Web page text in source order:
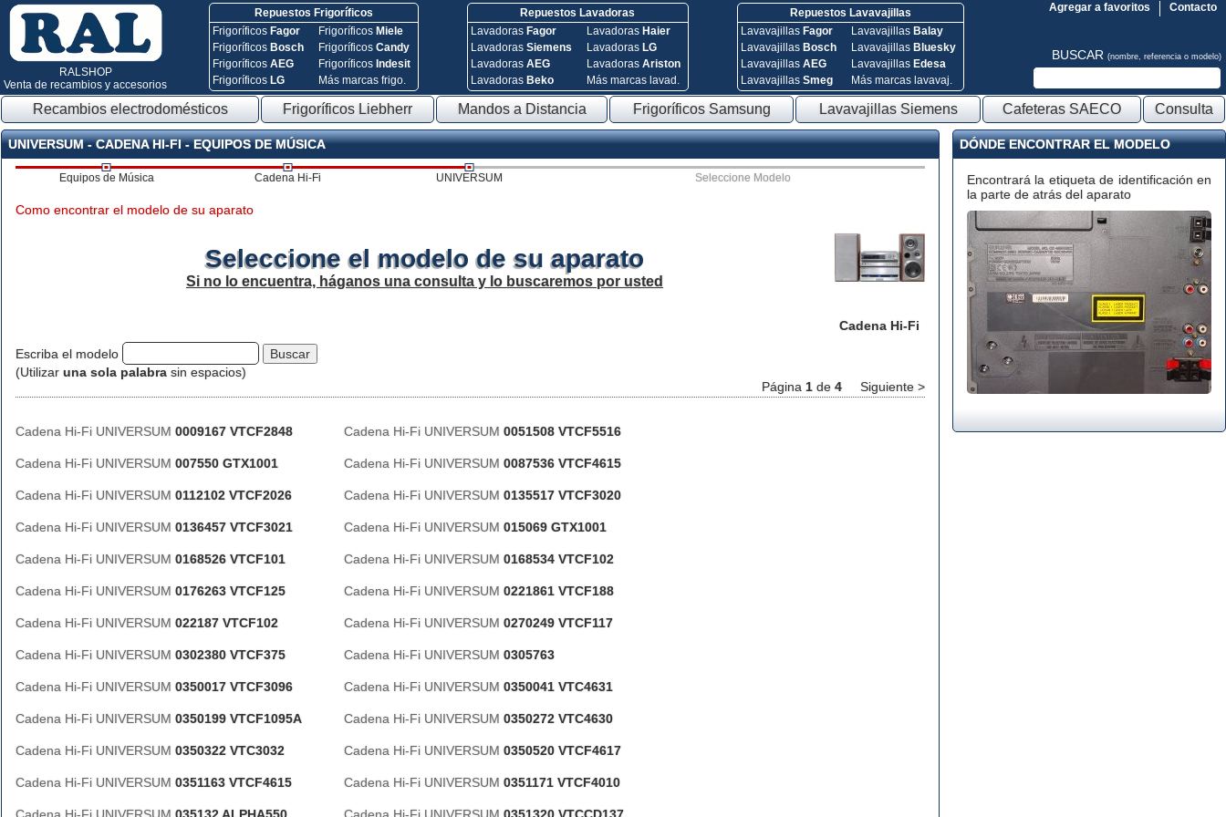
RALSHOP
Venta de recambios y accesorios
Repuestos Frigoríficos
Frigoríficos Fagor
Frigoríficos Bosch
FrigoríficosAEG
Frigoríficos LG
Frigoríficos Miele
FrigoríficosCandy
Frigoríficos Indesit
Más marcas frigo.
Repuestos Lavadoras
Lavadoras Fagor
Lavadoras Siemens
Lavadoras AEG
Lavadoras Beko
Lavadoras Haier
Lavadoras LG
Lavadoras Ariston
Más marcas lavad.
Repuestos Lavavajillas
Lavavajillas Fagor
Lavavajillas Bosch
Lavavajillas AEG
Lavavajillas Smeg
Lavavajillas Balay
Lavavajillas Bluesky
Lavavajillas Edesa
Más marcas lavavaj.
Contacto
Agregar a favoritos
BUSCAR (nombre, referencia o modelo)
Recambios electrodomésticos Frigoríficos Liebherr Mandos a Distancia Frigoríficos Samsung Lavavajillas Siemens Cafeteras SAECO Consulta
UNIVERSUM - CADENA HI-FI - EQUIPOS DE MÚSICA
Equipos de Música Cadena Hi-Fi UNIVERSUM Seleccione Modelo
Cadena Hi-Fi
Como encontrar el modelo de su aparato
Seleccione el modelo de su aparato
Si no lo encuentra, háganos una consulta y lo buscaremos por usted
Escriba el modelo
(Utilizar una sola palabra sin espacios)
Página 1 de 4 Siguiente >
Cadena Hi-Fi UNIVERSUM 0009167 VTCF2848 Cadena Hi-Fi UNIVERSUM 0051508 VTCF5516
Cadena Hi-Fi UNIVERSUM 007550 GTX1001 Cadena Hi-Fi UNIVERSUM 0087536 VTCF4615
Cadena Hi-Fi UNIVERSUM 0112102 VTCF2026 Cadena Hi-Fi UNIVERSUM 0135517 VTCF3020
Cadena Hi-Fi UNIVERSUM 0136457 VTCF3021 Cadena Hi-Fi UNIVERSUM 015069 GTX1001
Cadena Hi-Fi UNIVERSUM 0168526 VTCF101 Cadena Hi-Fi UNIVERSUM 0168534 VTCF102
Cadena Hi-Fi UNIVERSUM 0176263 VTCF125 Cadena Hi-Fi UNIVERSUM 0221861 VTCF188
Cadena Hi-Fi UNIVERSUM 022187 VTCF102 Cadena Hi-Fi UNIVERSUM 0270249 VTCF117
Cadena Hi-Fi UNIVERSUM 0302380 VTCF375 Cadena Hi-Fi UNIVERSUM 0305763
Cadena Hi-Fi UNIVERSUM 0350017 VTCF3096 Cadena Hi-Fi UNIVERSUM 0350041 VTC4631
Cadena Hi-Fi UNIVERSUM 0350199 VTCF1095A Cadena Hi-Fi UNIVERSUM 0350272 VTC4630
Cadena Hi-Fi UNIVERSUM 0350322 VTC3032 Cadena Hi-Fi UNIVERSUM 0350520 VTCF4617
Cadena Hi-Fi UNIVERSUM 0351163 VTCF4615 Cadena Hi-Fi UNIVERSUM 0351171 VTCF4010
DÓNDE ENCONTRAR EL MODELO
Encontrará la etiqueta de identificación en
la parte de atrás del aparato